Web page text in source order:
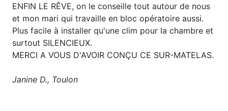
ENFIN LE RÊVE, on le conseille tout autour de nous
et mon mari qui travaille en bloc opératoire aussi.
Plus facile à installer qu'une clim pour la chambre et
surtout SILENCIEUX.
MERCI A VOUS D'AVOIR CONÇU CE SUR-MATELAS.
Janine D., Toulon